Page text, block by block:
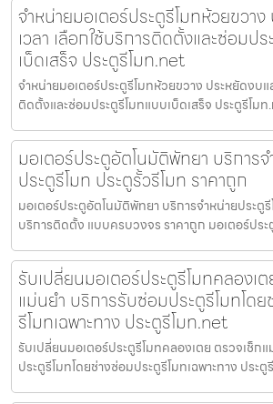
จำหน่ายมอเตอร์ประตูรีโมทห้วยขวา
เวลา เลือกใช้บริการติดตั้งและซ่อมป
เบ็ดเสร็จ ประตูรีโมท.net
จำหน่ายมอเตอร์ประตูรีโมทห้วยขวาง ประหยัดงบแ
ติดตั้งและซ่อมประตูรีโมทแบบเบ็ดเสร็จ ประตูรีโม
มอเตอร์ประตูอัตโนมัติพัทยา บริการ
ประตูรีโมท ประตูรั้วรีโมท ราคาถูก
มอเตอร์ประตูอัตโนมัติพัทยา บริการจำหน่ายประตูรี
บริการติดตั้ง แบบครบวงจร ราคาถูก มอเตอร์ปร
รับเปลี่ยนมอเตอร์ประตูรีโมทคลองเ
แม่นยำ บริการรับซ่อมประตูรีโมทโด
รีโมทเฉพาะทาง ประตูรีโมท.net
รับเปลี่ยนมอเตอร์ประตูรีโมทคลองเตย ตรวจเช็ก
ประตูรีโมทโดยช่างซ่อมประตูรีโมทเฉพาะทาง ประ